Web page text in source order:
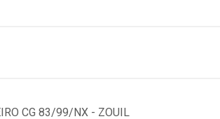
CG 83/99/NX - ZOUIL